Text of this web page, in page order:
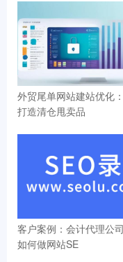
外贸尾单网站建站优化
打造清仓甩卖品
客户案例：会计代理公
如何做网站SE